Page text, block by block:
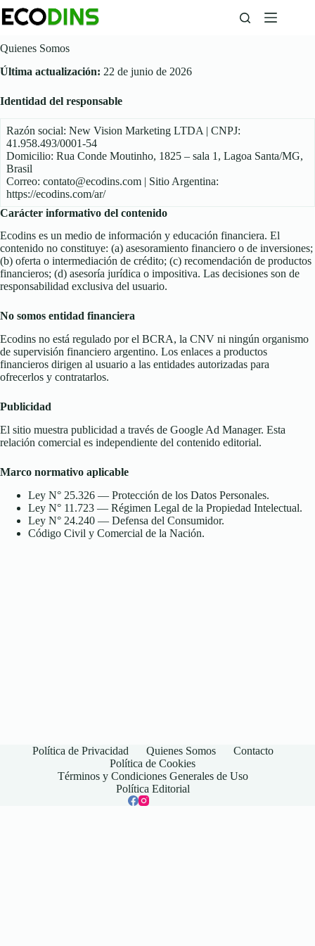
Skip
to
Quienes Somos
Última actualización: 22 de junio de 2026
Identidad del responsable
Razón social: New Vision Marketing LTDA | CNPJ:
41.958.493/0001-54
Domicilio: Rua Conde Moutinho, 1825 – sala 1, Lagoa Santa/MG,
Brasil
Correo: contato@ecodins.com | Sitio Argentina:
https://ecodins.com/ar/
Carácter informativo del contenido
Ecodins es un medio de información y educación financiera. El
contenido no constituye: (a) asesoramiento financiero o de inversiones;
(b) oferta o intermediación de crédito; (c) recomendación de productos
financieros; (d) asesoría jurídica o impositiva. Las decisiones son de
responsabilidad exclusiva del usuario.
No somos entidad financiera
Ecodins no está regulado por el BCRA, la CNV ni ningún organismo
de supervisión financiero argentino. Los enlaces a productos
financieros dirigen al usuario a las entidades autorizadas para
ofrecerlos y contratarlos.
Publicidad
El sitio muestra publicidad a través de Google Ad Manager. Esta
relación comercial es independiente del contenido editorial.
Marco normativo aplicable
Ley N° 25.326 — Protección de los Datos Personales.
Ley N° 11.723 — Régimen Legal de la Propiedad Intelectual.
Ley N° 24.240 — Defensa del Consumidor.
Código Civil y Comercial de la Nación.
Política de Privacidad Quienes Somos
Contacto
Política de Cookies
Términos y Condiciones Generales de Uso
Política Editorial